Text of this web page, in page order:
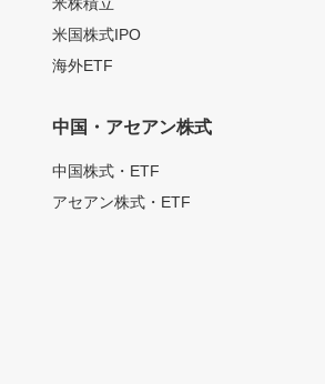
米国株式IPO
海外ETF
中国・アセアン株式
中国株式・ETF
アセアン株式・ETF